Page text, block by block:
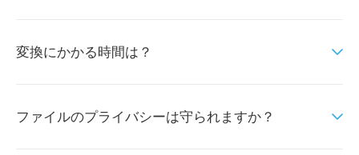
変換にかかる時間は？
ファイルのプライバシーは守られますか？